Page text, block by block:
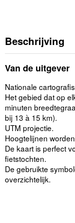
Beschrijving
Van de uitgever
Nationale
Het gebied dat op
minuten
bij 13 à 15 km).
UTM projectie.
Hoogtelijnen
De kaart is perfect
fietstochten.
De gebruikte
overzichtelijk.